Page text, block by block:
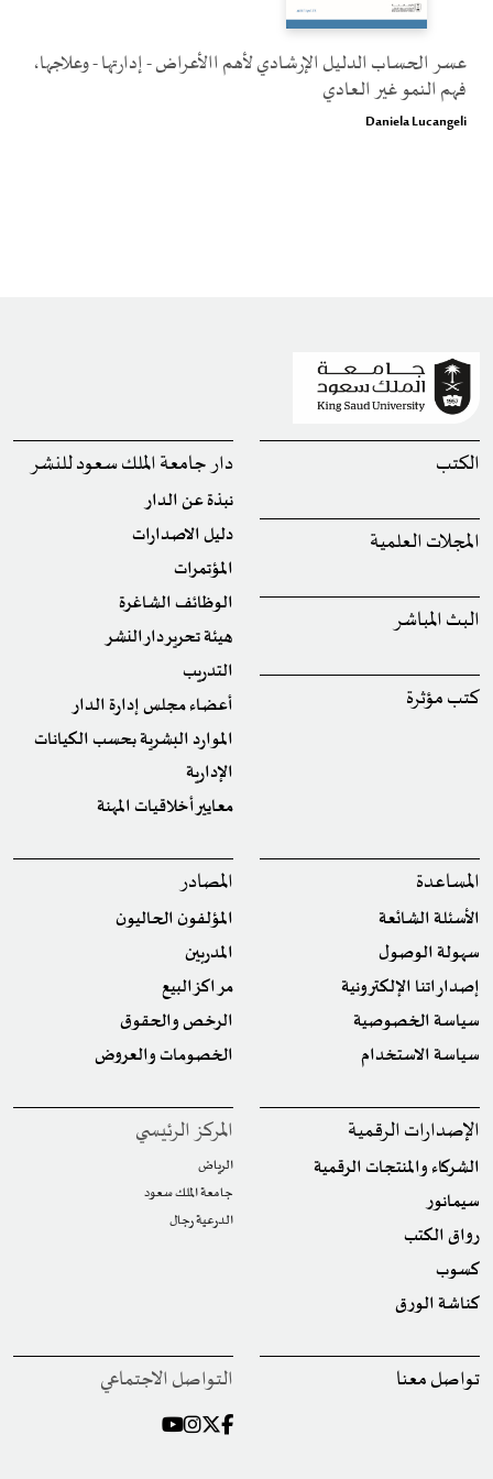
عسر الحساب الدليل الإرشادي لأهم االأعراض - إدارتها - وعلاجها،
فهم النمو غير العادي
Daniela Lucangeli
الكتب
المجلات العلمية
البث المباشر
كتب مؤثرة
دار جامعة الملك سعود للنشر
نبذة عن الدار
دليل الاصدارات
المؤتمرات
الوظائف الشاغرة
هيئة تحرير دار النشر
التدريب
أعضاء مجلس إدارة الدار
الموارد البشرية بحسب الكيانات
الإدارية
معايير أخلاقيات المهنة
المساعدة
الأسئلة الشائعة
سهولة الوصول
إصداراتنا الإلكترونية
سياسة الخصوصية
سياسة الاستخدام
المصادر
المؤلفون الحاليون
المدربين
مراكز البيع
الرخص والحقوق
الخصومات والعروض
الإصدارات الرقمية
الشركاء والمنتجات الرقمية
سيمانور
رواق الكتب
كسوب
كناشة الورق
المركز الرئيسي
الرياض
جامعة الملك سعود
الدرعية رجال
تواصل معنا التواصل الاجتماعي